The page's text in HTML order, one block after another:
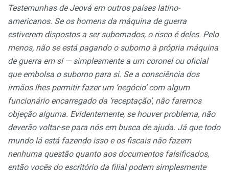
Testemunhas de Jeová em outros países latino-
americanos. Se os homens da máquina de guerra
estiverem dispostos a ser subornados, o risco é deles. Pelo
menos, não se está pagando o suborno à própria máquina
de guerra em si — simplesmente a um coronel ou oficial
que embolsa o suborno para si. Se a consciência dos
irmãos lhes permitir fazer um ‘negócio’ com algum
funcionário encarregado da ‘receptação’, não faremos
objeção alguma. Evidentemente, se houver problema, não
deverão voltar-se para nós em busca de ajuda. Já que todo
mundo lá está fazendo isso e os fiscais não fazem
nenhuma questão quanto aos documentos falsificados,
então vocês do escritório da filial podem simplesmente